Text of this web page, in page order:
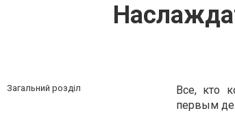
Загальний розділ
Все, кто
первым